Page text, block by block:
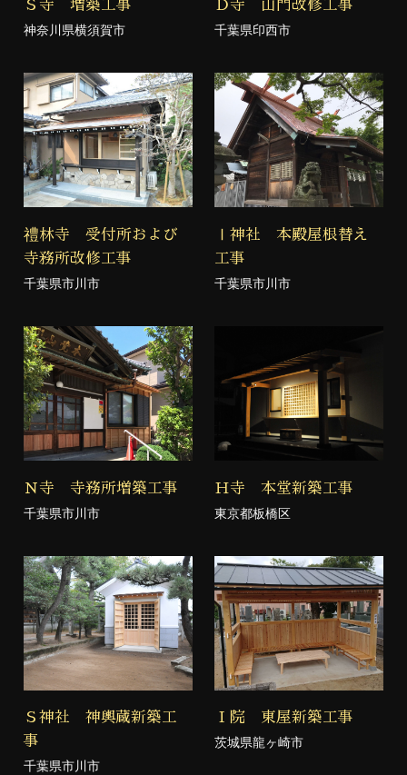
Ｓ寺 増築工事
神奈川県横須賀市
Ｄ寺 山門改修工事
千葉県印西市
禮林寺 受付所および
寺務所改修工事
千葉県市川市
Ⅰ神社 本殿屋根替え
工事
千葉県市川市
Ｎ寺 寺務所増築工事
千葉県市川市
Ｈ寺 本堂新築工事
東京都板橋区
Ｓ神社 神輿蔵新築工
事
千葉県市川市
Ｉ院 東屋新築工事
茨城県龍ヶ崎市